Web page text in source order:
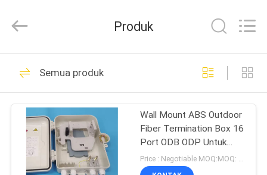
RUMAH
PRODUK
TENTANG
KAMI
Co.,Ltd..
Developed
Kabel serat optik
56
Produk
Semua produk
Wall Mount ABS Outdoor
Fiber Termination Box 16
Port ODB ODP Untuk
FTTH
Price : Negotiable MOQ:MOQ: 100 pcs